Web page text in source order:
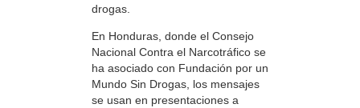
drogas.
En Honduras, donde el Consejo
Nacional Contra el Narcotráfico se
ha asociado con Fundación por un
Mundo Sin Drogas, los mensajes
se usan en presentaciones a